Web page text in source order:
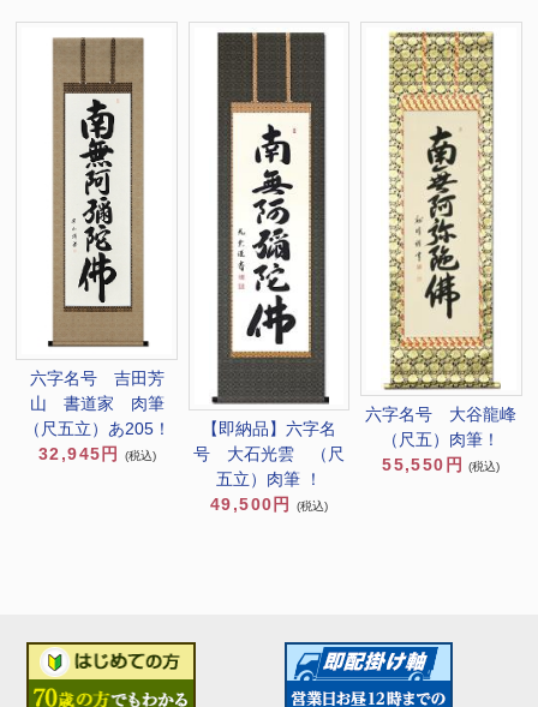
六字名号 吉田芳
山 書道家 肉筆
（尺五立）あ205！
32,945円
(税込)
【即納品】六字名
号 大石光雲 （尺
五立）肉筆 ！
49,500円
(税込)
六字名号 大谷龍峰
（尺五）肉筆！
55,550円
(税込)